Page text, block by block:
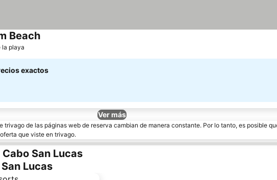
BeachVer precios
la playa
exactos
Ver más
trivago de las páginas web de reserva cambian de manera constante. Por lo tanto, es posible
que viste en trivago.
San Lucas
Lucas